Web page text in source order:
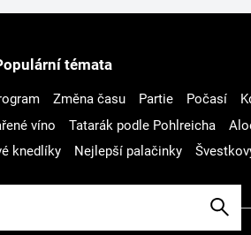
témata
Změna času Partie Počasí
víno Tatarák podle Pohlreicha
knedlíky Nejlepší palačinky